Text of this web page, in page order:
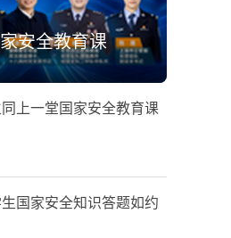
安全教育课
上一堂国家安全教育课
国家安全知识答题如约